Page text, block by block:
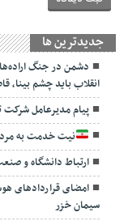
جديدترين ها
دشمن در جنگ
انقلاب باید چشم بینا،
پیام مدیرعامل شرکت
نیت خدمت به
ارتباط دانشگاه و
امضای قراردادهای
سیمان خزر